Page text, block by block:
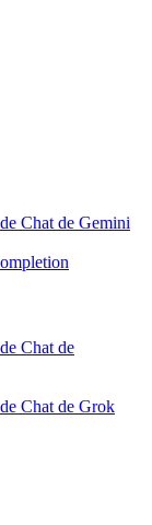
Chat de Gemini
Chat de
Chat de Grok